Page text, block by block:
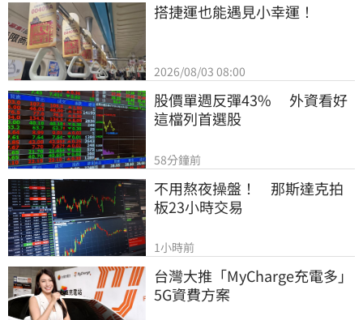
搭捷運也能遇見小幸運！
2026/08/03 08:00
股價單週反彈43%　 外資看好
這檔列首選股
58分鐘前
不用熬夜操盤！　那斯達克拍
板23小時交易
1小時前
台灣大推「MyCharge充電多」
5G資費方案